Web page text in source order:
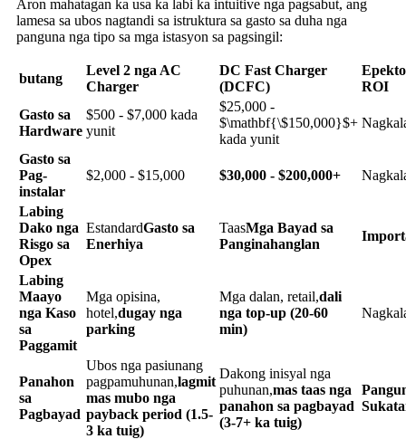
Aron mahatagan ka usa ka labi ka intuitive nga pagsabut, ang
lamesa sa ubos nagtandi sa istruktura sa gasto sa duha nga
panguna nga tipo sa mga istasyon sa pagsingil:
butang
Level 2 nga AC
Charger
DC Fast Charger
(DCFC)
ROI
Gasto sa
Hardware
$500 - $7,000 kada
yunit
$25,000 -
$\mathbf{\$150,000}$+
kada yunit
Gasto sa
Pag-
instalar
$2,000 - $15,000 $30,000 - $200,000+
Labing
Dako nga
Risgo sa
Opex
EstandardGasto sa
Enerhiya
TaasMga Bayad sa
Panginahanglan
Labing
Maayo
nga Kaso
sa
Paggamit
Mga opisina,
hotel,dugay nga
parking
Mga dalan, retail,dali
nga top-up (20-60
min)
Panahon
sa
Pagbayad
Ubos nga pasiunang
pagpamuhunan,lagmit
mas mubo nga
payback period (1.5-
3 ka tuig)
Dakong inisyal nga
puhunan,mas taas nga
panahon sa pagbayad
(3-7+ ka tuig)